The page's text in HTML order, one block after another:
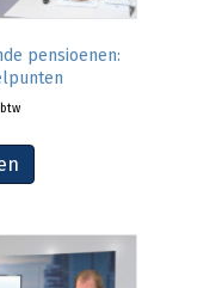
pensioenen: